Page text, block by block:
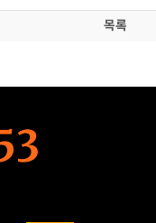
목록